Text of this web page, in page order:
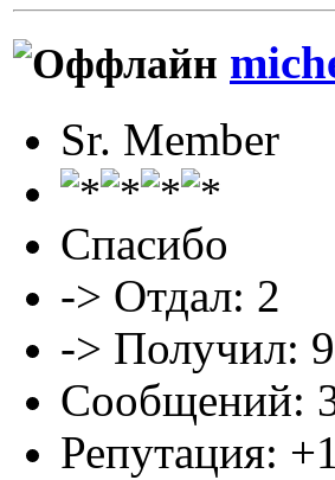
Sr. Member
Спасибо
-> Отдал: 2
-> Получил: 9
Сообщений:
Репутация: